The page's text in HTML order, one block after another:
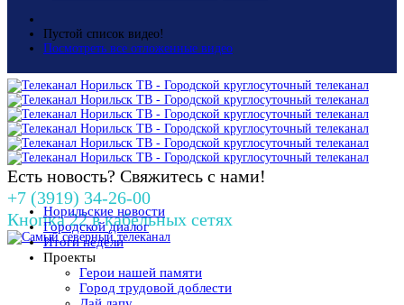
Пустой список видео!
Посмотреть все отложенные видео
Есть новость? Свяжитесь с нами!
+7 (3919) 34-26-00
Кнопка 22 в кабельных сетях
Норильские новости
Городской диалог
Итоги недели
Проекты
Герои нашей памяти
Город трудовой доблести